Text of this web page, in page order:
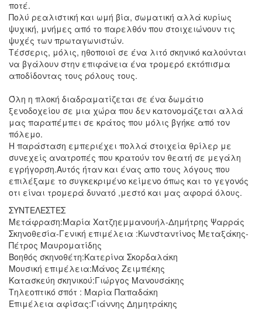
ποτέ.
Πολύ ρεαλιστική και ωμή βία, σωματική αλλά κυρίως
ψυχική, μνήμες από το παρελθόν που στοιχειώνουν τις
ψυχές των πρωταγωνιστών.
Τέσσερις, μόλις, ηθοποιοί σε ένα λιτό σκηνικό καλούνται
να βγάλουν στην επιφάνεια ένα τρομερό εκτόπισμα
αποδίδοντας τους ρόλους τους.
Όλη η πλοκή διαδραματίζεται σε ένα δωμάτιο
ξενοδοχείου σε μια χώρα που δεν κατονομάζεται αλλά
μας παραπέμπει σε κράτος που μόλις βγήκε από τον
πόλεμο.
Η παράσταση εμπεριέχει πολλά στοιχεία θρίλερ με
συνεχείς ανατροπές που κρατούν τον θεατή σε μεγάλη
εγρήγορση.Αυτός ήταν και ένας απο τους λόγους που
επιλέξαμε το συγκεκριμένο κείμενο όπως και το γεγονός
οτι είναι τρομερά δυνατό ,μεστό και μας αφορά όλους.
ΣΥΝΤΕΛΕΣΤΕΣ
Μετάφραση:Mαρία Χατζηεμμανουήλ-Δημήτρης Ψαρράς
Σκηνοθεσία-Γενική επιμέλεια :Κωνσταντίνος Μεταξάκης-
Πέτρος Μαυροματίδης
Βοηθός σκηνοθέτη:Κατερίνα Σκορδαλάκη
Μουσική επιμέλεια:Μάνος Ζειμπέκης
Κατασκεύη σκηνικού:Γιώργος Μανουσάκης
Τηλεοπτικό σπότ : Μαρία Παπαδάκη
Επιμέλεια αφίσας:Γιάννης Δημητράκης